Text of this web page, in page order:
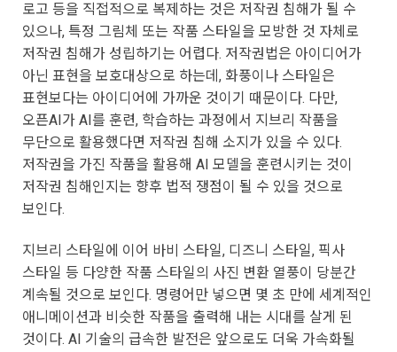
로고 등을 직접적으로 복제하는 것은 저작권 침해가 될 수
있으나, 특정 그림체 또는 작품 스타일을 모방한 것 자체로
저작권 침해가 성립하기는 어렵다. 저작권법은 아이디어가
아닌 표현을 보호대상으로 하는데, 화풍이나 스타일은
표현보다는 아이디어에 가까운 것이기 때문이다. 다만,
오픈AI가 AI를 훈련, 학습하는 과정에서 지브리 작품을
무단으로 활용했다면 저작권 침해 소지가 있을 수 있다.
저작권을 가진 작품을 활용해 AI 모델을 훈련시키는 것이
저작권 침해인지는 향후 법적 쟁점이 될 수 있을 것으로
보인다.
지브리 스타일에 이어 바비 스타일, 디즈니 스타일, 픽사
스타일 등 다양한 작품 스타일의 사진 변환 열풍이 당분간
계속될 것으로 보인다. 명령어만 넣으면 몇 초 만에 세계적인
애니메이션과 비슷한 작품을 출력해 내는 시대를 살게 된
것이다. AI 기술의 급속한 발전은 앞으로도 더욱 가속화될